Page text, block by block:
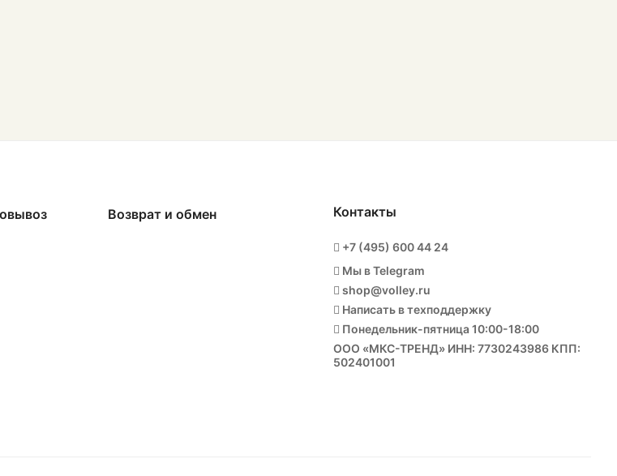
Возврат и обмен Контакты
+7 (495) 600 44 24
Мы в Telegram
shop@volley.ru
Написать в техподдержку
Понедельник-пятница 10:00-18:00
ООО «МКС-ТРЕНД» ИНН: 7730243986 КПП:
502401001